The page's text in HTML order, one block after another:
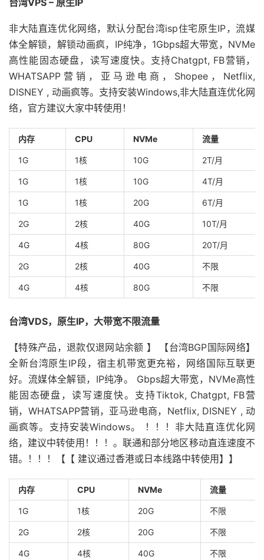
台湾VPS – 原生IP
非大陆直连优化网络，默认分配台湾isp住宅原生IP，流媒
体全解锁，解锁动画疯，IP纯净，1Gbps超大带宽，NVMe
高性能固态硬盘，读写速度快。支持Chatgpt, FB营销，
WHATSAPP营销，亚马逊电商，Shopee，Netflix,
DISNEY , 动画疯等。支持安装Windows,非大陆直连优化网
络，官方建议大家中转使用！
内存 CPU NVMe 流量
1G 1核 10G 2T/月
1G 1核 10G 4T/月
1G 1核 20G 6T/月
2G 2核 40G 10T/月
4G 4核 80G 20T/月
2G 2核 40G 不限
4G 4核 80G 不限
台湾VDS，原生IP，大带宽不限流量
【特殊产品，退款仅退网站余额 】 【台湾BGP国际网络】
全新台湾原生IP段，宿主机带宽更充裕，网络国际互联更
好。流媒体全解锁，IP纯净。 Gbps超大带宽，NVMe高性
能固态硬盘，读写速度快。支持Tiktok, Chatgpt, FB营
销，WHATSAPP营销，亚马逊电商，Netflix, DISNEY , 动
画疯等。支持安装Windows。 ！！！非大陆直连优化网
络，建议中转使用！！！。联通和部分地区移动直连速度不
错。！！！【【 建议通过香港或日本线路中转使用】】
内存 CPU NVMe 流量
1G 1核 20G 不限
2G 2核 20G 不限
4G 4核 40G 不限